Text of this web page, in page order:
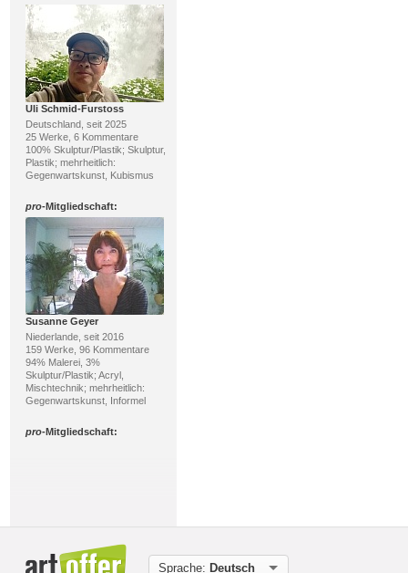
Uli Schmid-Furstoss
Deutschland, seit 2025
25 Werke, 6 Kommentare
100% Skulptur/Plastik; Skulptur,
Plastik; mehrheitlich:
Gegenwartskunst, Kubismus
pro-Mitgliedschaft:
Susanne Geyer
Niederlande, seit 2016
159 Werke, 96 Kommentare
94% Malerei, 3%
Skulptur/Plastik; Acryl,
Mischtechnik; mehrheitlich:
Gegenwartskunst, Informel
pro-Mitgliedschaft:
Sprache: Deutsch